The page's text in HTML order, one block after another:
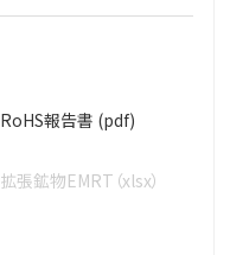
RoHS報告書 (pdf)
拡張鉱物EMRT（xlsx）